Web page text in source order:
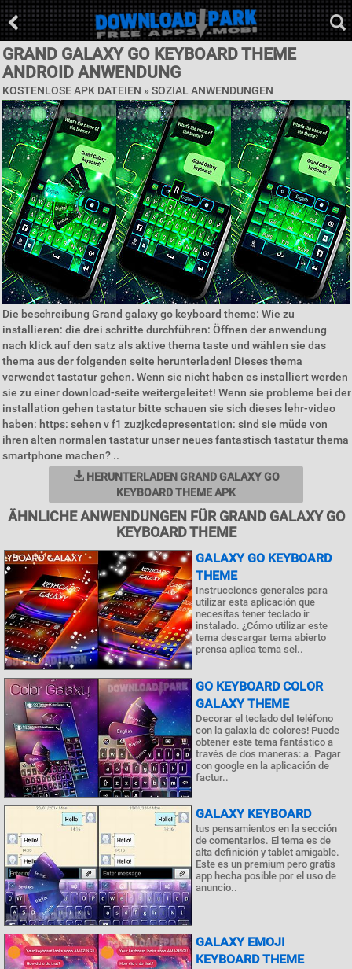
GRAND GALAXY GO KEYBOARD THEME
ANDROID ANWENDUNG
KOSTENLOSE APK DATEIEN » SOZIAL ANWENDUNGEN
Die beschreibung Grand galaxy go keyboard theme: Wie zu
installieren: die drei schritte durchführen: Öffnen der anwendung
nach klick auf den satz als aktive thema taste und wählen sie das
thema aus der folgenden seite herunterladen! Dieses thema
verwendet tastatur gehen. Wenn sie nicht haben es installiert werden
sie zu einer download-seite weitergeleitet! Wenn sie probleme bei der
installation gehen tastatur bitte schauen sie sich dieses lehr-video
haben: https: sehen v f1 zuzjkcdepresentation: sind sie müde von
ihren alten normalen tastatur unser neues fantastisch tastatur thema
smartphone machen? ..
HERUNTERLADEN GRAND GALAXY GO
KEYBOARD THEME APK
ÄHNLICHE ANWENDUNGEN FÜR GRAND GALAXY GO
KEYBOARD THEME
GALAXY GO KEYBOARD
THEME
Instrucciones generales para
utilizar esta aplicación que
necesitas tener teclado ir
instalado. ¿Cómo utilizar este
tema descargar tema abierto
prensa aplica tema sel..
GO KEYBOARD COLOR
GALAXY THEME
Decorar el teclado del teléfono
con la galaxia de colores! Puede
obtener este tema fantástico a
través de dos maneras: a. Pagar
con google en la aplicación de
factur..
GALAXY KEYBOARD
tus pensamientos en la sección
de comentarios. El tema es de
alta definición y tablet amigable.
Este es un premium pero gratis
app hecha posible por el uso de
anuncio..
GALAXY EMOJI
KEYBOARD THEME